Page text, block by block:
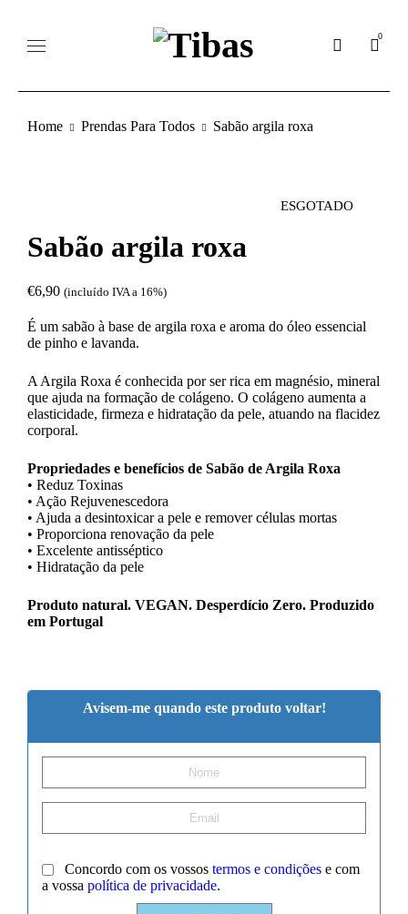
0
Home Prendas Para Todos Sabão argila roxa
ESGOTADO
Sabão argila roxa
€6,90 (incluído IVA a 16%)
É um sabão à base de argila roxa e aroma do óleo essencial
de pinho e lavanda.
A Argila Roxa é conhecida por ser rica em magnésio, mineral
que ajuda na formação de colágeno. O colágeno aumenta a
elasticidade, firmeza e hidratação da pele, atuando na flacidez
corporal.
Propriedades e benefícios de Sabão de Argila Roxa
• Reduz Toxinas
• Ação Rejuvenescedora
• Ajuda a desintoxicar a pele e remover células mortas
• Proporciona renovação da pele
• Excelente antisséptico
• Hidratação da pele
Produto natural. VEGAN. Desperdício Zero. Produzido
em Portugal
Avisem-me quando este produto voltar!
Concordo com os vossos termos e condições e com
a vossa política de privacidade.